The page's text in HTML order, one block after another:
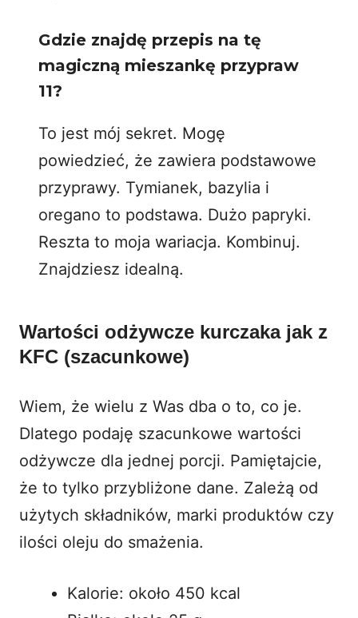
Gdzie znajdę przepis na tę
magiczną mieszankę przypraw
11?
To jest mój sekret. Mogę
powiedzieć, że zawiera podstawowe
przyprawy. Tymianek, bazylia i
oregano to podstawa. Dużo papryki.
Reszta to moja wariacja. Kombinuj.
Znajdziesz idealną.
Wartości odżywcze kurczaka jak z
KFC (szacunkowe)
Wiem, że wielu z Was dba o to, co je.
Dlatego podaję szacunkowe wartości
odżywcze dla jednej porcji. Pamiętajcie,
że to tylko przybliżone dane. Zależą od
użytych składników, marki produktów czy
ilości oleju do smażenia.
Kalorie: około 450 kcal